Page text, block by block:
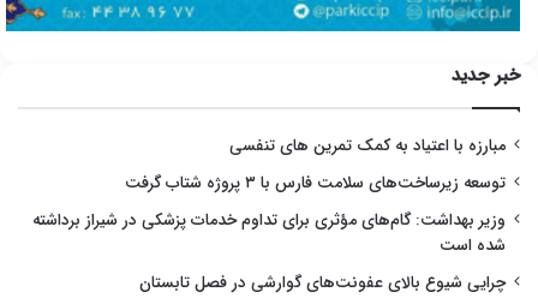
خبر جدید
مبارزه با اعتیاد به کمک تمرین های تنفسی
توسعه زیرساخت‌های سلامت فارس با ۳ پروژه شتاب گرفت
وزیر بهداشت: گام‌های مؤثری برای تداوم خدمات پزشکی در شیراز برداشته
شده است
چرایی شیوع بالای عفونت‌های گوارشی در فصل تابستان